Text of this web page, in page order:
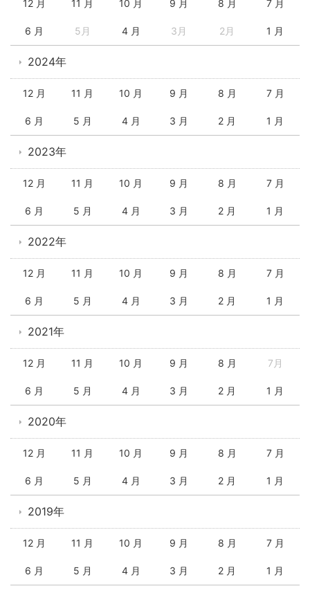
12 月 11 月 10 月 9 月 8 月 7 月
6 月 5月 4 月 3月 2月 1 月
2024年
12 月 11 月 10 月 9 月 8 月 7 月
6 月 5 月 4 月 3 月 2 月 1 月
2023年
12 月 11 月 10 月 9 月 8 月 7 月
6 月 5 月 4 月 3 月 2 月 1 月
2022年
12 月 11 月 10 月 9 月 8 月 7 月
6 月 5 月 4 月 3 月 2 月 1 月
2021年
12 月 11 月 10 月 9 月 8 月 7月
6 月 5 月 4 月 3 月 2 月 1 月
2020年
12 月 11 月 10 月 9 月 8 月 7 月
6 月 5 月 4 月 3 月 2 月 1 月
2019年
12 月 11 月 10 月 9 月 8 月 7 月
6 月 5 月 4 月 3 月 2 月 1 月